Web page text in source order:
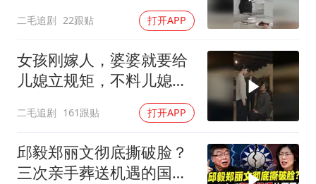
二毛追剧 22跟贴 打开APP
女孩刚嫁人，婆婆就要给
儿媳立规矩，不料儿媳不
二毛追剧 161跟贴 打开APP
邱毅郑丽文彻底撕破脸？
三次亲手葬送机遇的国民